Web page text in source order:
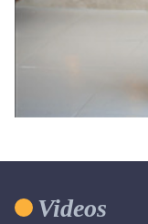
Videos